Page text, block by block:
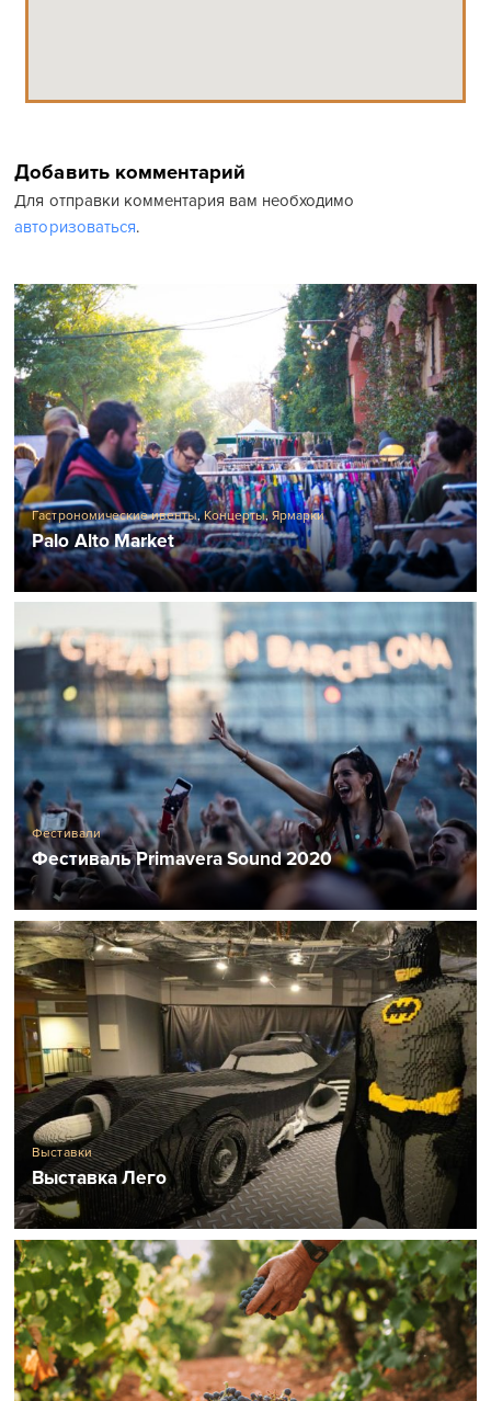
Добавить комментарий
Для отправки комментария вам необходимо
авторизоваться.
Гастрономические ивенты,Концерты,Ярмарки
Palo Alto Market
Фестивали
Фестиваль Primavera Sound 2020
Выставки
Выставка Лего